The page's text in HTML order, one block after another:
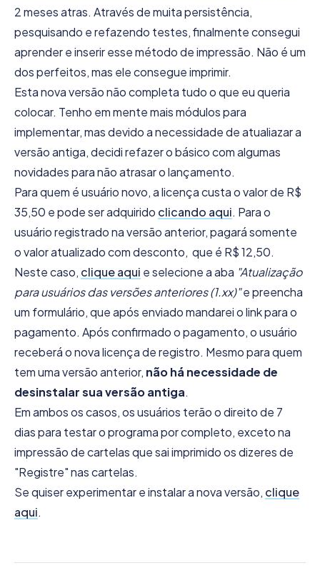
2 meses atras. Através de muita persistência,
pesquisando e refazendo testes, finalmente consegui
aprender e inserir esse método de impressão. Não é um
dos perfeitos, mas ele consegue imprimir.
Esta nova versão não completa tudo o que eu queria
colocar. Tenho em mente mais módulos para
implementar, mas devido a necessidade de atualiazar a
versão antiga, decidi refazer o básico com algumas
novidades para não atrasar o lançamento.
Para quem é usuário novo, a licença custa o valor de R$
35,50 e pode ser adquirido clicando aqui. Para o
usuário registrado na versão anterior, pagará somente
o valor atualizado com desconto, que é R$ 12,50.
Neste caso, clique aqui e selecione a aba "Atualização
para usuários das versões anteriores (1.xx)"e preencha
um formulário, que após enviado mandarei o link para o
pagamento. Após confirmado o pagamento, o usuário
receberá o nova licença de registro. Mesmo para quem
tem uma versão anterior, não há necessidade de
desinstalar sua versão antiga.
Em ambos os casos, os usuários terão o direito de 7
dias para testar o programa por completo, exceto na
impressão de cartelas que sai imprimido os dizeres de
"Registre" nas cartelas.
Se quiser experimentar e instalar a nova versão, clique
aqui.